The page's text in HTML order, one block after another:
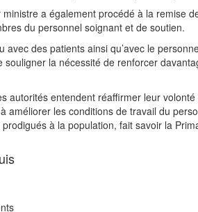
a également procédé à la remise
du personnel soignant et de soutien.
avec des patients ainsi qu’avec le
souligner la nécessité de renforcer
autorités entendent réaffirmer leur volonté
améliorer les conditions de travail du
à la population, fait savoir la